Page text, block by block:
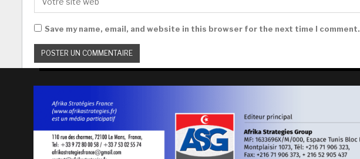
Save my name, email, and website in this browser for the next time I comment.